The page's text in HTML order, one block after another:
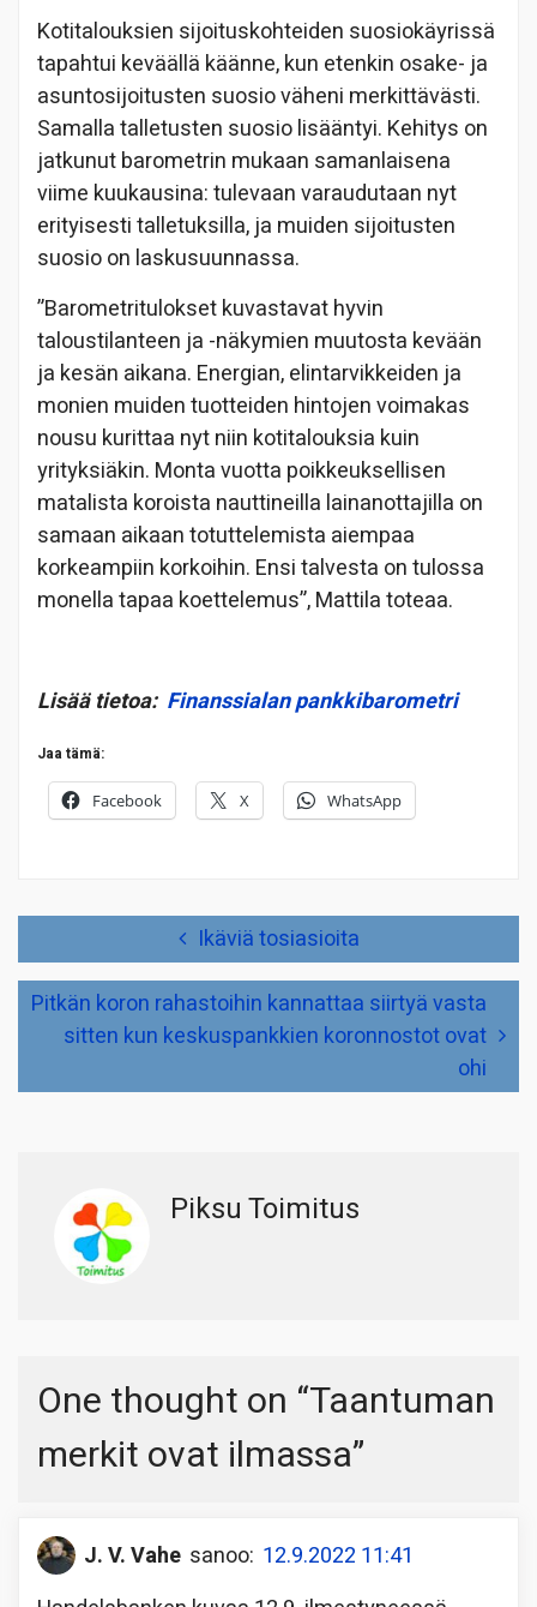
Kotitalouksien sijoituskohteiden suosiokäyrissä
tapahtui keväällä käänne, kun etenkin osake- ja
asuntosijoitusten suosio väheni merkittävästi.
Samalla talletusten suosio lisääntyi. Kehitys on
jatkunut barometrin mukaan samanlaisena
viime kuukausina: tulevaan varaudutaan nyt
erityisesti talletuksilla, ja muiden sijoitusten
suosio on laskusuunnassa.
”Barometritulokset kuvastavat hyvin
taloustilanteen ja -näkymien muutosta kevään
ja kesän aikana. Energian, elintarvikkeiden ja
monien muiden tuotteiden hintojen voimakas
nousu kurittaa nyt niin kotitalouksia kuin
yrityksiäkin. Monta vuotta poikkeuksellisen
matalista koroista nauttineilla lainanottajilla on
samaan aikaan totuttelemista aiempaa
korkeampiin korkoihin. Ensi talvesta on tulossa
monella tapaa koettelemus”, Mattila toteaa.
Lisää tietoa: Finanssialan pankkibarometri
Jaa tämä:
Facebook X WhatsApp
Ikäviä tosiasioita
Pitkän koron rahastoihin kannattaa siirtyä vasta
sitten kun keskuspankkien koronnostot ovat
ohi
Piksu Toimitus
One thought on “Taantuman
merkit ovat ilmassa”
J. V. Vahe sanoo: 12.9.2022 11:41